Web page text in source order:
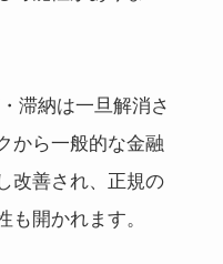
滞納は一旦解消さ
から一般的な金融
改善され、正規の
も開かれます。